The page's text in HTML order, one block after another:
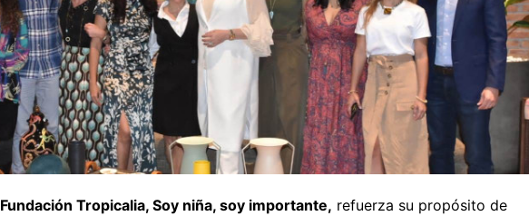
Fundación Tropicalia, Soy niña, soy importante, refuerza su propósito de